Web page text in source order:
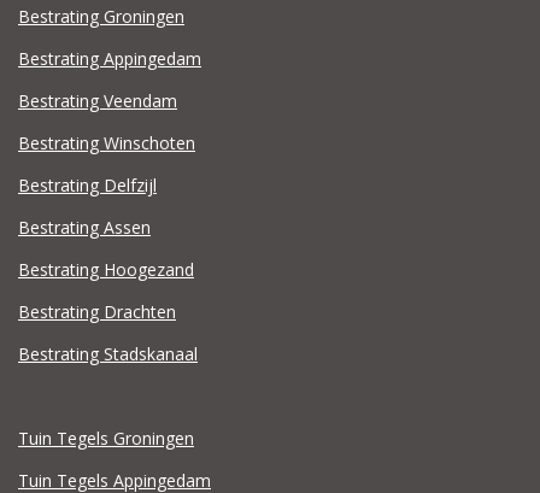
Bestrating Groningen
Bestrating Appingedam
Bestrating Veendam
Bestrating Winschoten
Bestrating Delfzijl
Bestrating Assen
Bestrating Hoogezand
Bestrating Drachten
Bestrating Stadskanaal
Tuin Tegels Groningen
Tuin Tegels Appingedam